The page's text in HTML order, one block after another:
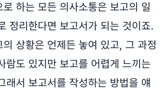
하는 모든 의사소통은 보고의 일
정리한다면 보고서가 되는 것이죠.
상황은 언제든 놓여 있고, 그 과정
람도 있지만 보고를 어렵게 느끼는
래서 보고서를 작성하는 방법을 얘